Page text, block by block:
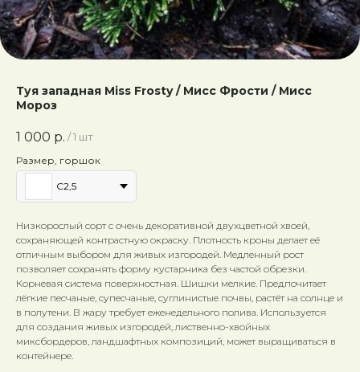
Туя западная Miss Frosty / Мисс Фрости / Мисс
Мороз
1 000 р. / 1 шт
Размер, горшок
C2,5
Низкорослый сорт с очень декоративной двухцветной хвоей,
сохраняющей контрастную окраску. Плотность кроны делает её
отличным выбором для живых изгородей. Медленный рост
позволяет сохранять форму кустарника без частой обрезки.
Корневая система поверхностная. Шишки мелкие. Предпочитает
лёгкие песчаные, супесчаные, суглинистые почвы, растёт на солнце и
в полутени. В жару требует еженедельного полива. Используется
для создания живых изгородей, лиственно-хвойных
миксбордеров, ландшафтных композиций, может выращиваться в
контейнере.